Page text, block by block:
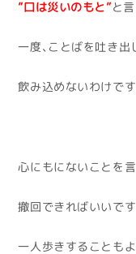
”口は災いのもと” と言
一度、ことばを吐き出
飲み込めないわけです
心にもにないことを言
撤回できればいいで
一人歩きすることもよ